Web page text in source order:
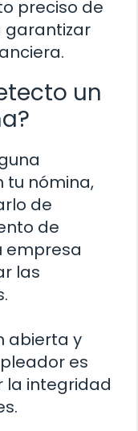
preciso de
garantizar
un
tu nómina,
de
de
empresa
las
abierta y
es
la integridad